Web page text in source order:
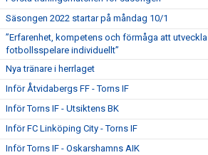
Säsongen 2022 startar på måndag 10/1
”Erfarenhet, kompetens och förmåga att utveckla
fotbollsspelare individuellt”
Nya tränare i herrlaget
Inför Åtvidabergs FF - Torns IF
Inför Torns IF - Utsiktens BK
Inför FC Linköping City - Torns IF
Inför Torns IF - Oskarshamns AIK